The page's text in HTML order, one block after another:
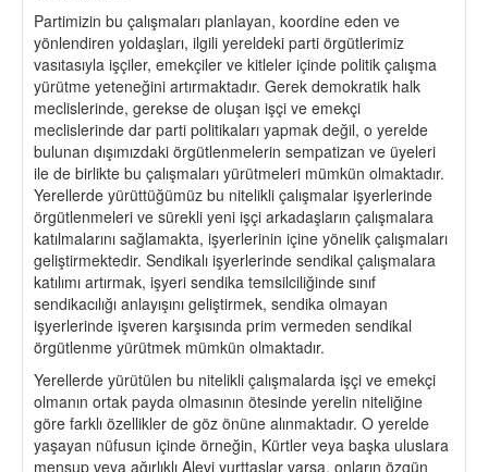
Partimizin bu çalışmaları planlayan, koordine eden ve
yönlendiren yoldaşları, ilgili yereldeki parti örgütlerimiz
vasıtasıyla işçiler, emekçiler ve kitleler içinde politik çalışma
yürütme yeteneğini artırmaktadır. Gerek demokratik halk
meclislerinde, gerekse de oluşan işçi ve emekçi
meclislerinde dar parti politikaları yapmak değil, o yerelde
bulunan dışımızdaki örgütlenmelerin sempatizan ve üyeleri
ile de birlikte bu çalışmaları yürütmeleri mümkün olmaktadır.
Yerellerde yürüttüğümüz bu nitelikli çalışmalar işyerlerinde
örgütlenmeleri ve sürekli yeni işçi arkadaşların çalışmalara
katılmalarını sağlamakta, işyerlerinin içine yönelik çalışmaları
geliştirmektedir. Sendikalı işyerlerinde sendikal çalışmalara
katılımı artırmak, işyeri sendika temsilciliğinde sınıf
sendikacılığı anlayışını geliştirmek, sendika olmayan
işyerlerinde işveren karşısında prim vermeden sendikal
örgütlenme yürütmek mümkün olmaktadır.
Yerellerde yürütülen bu nitelikli çalışmalarda işçi ve emekçi
olmanın ortak payda olmasının ötesinde yerelin niteliğine
göre farklı özellikler de göz önüne alınmaktadır. O yerelde
yaşayan nüfusun içinde örneğin, Kürtler veya başka uluslara
mensup veya ağırlıklı Alevi yurttaşlar varsa, onların özgün